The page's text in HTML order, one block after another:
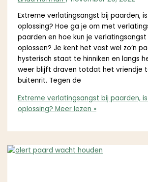
Extreme verlatingsangst bij paarden,
oplossing? Hoe ga je om met
paarden en hoe kun je
oplossen? Je kent het vast wel zo’n
hysterisch staat te hinniken en langs
weer blijft draven totdat het vriendje
buitenrit. Tegen de
Extreme verlatingsangst bij paarden,
oplossing? Meer lezen »